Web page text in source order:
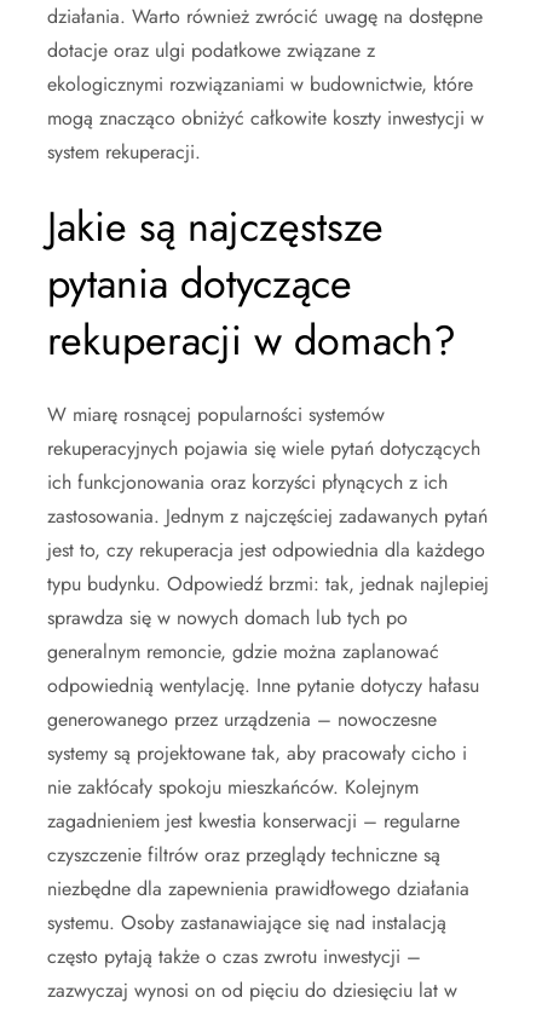
działania. Warto również zwrócić uwagę na dostępne
dotacje oraz ulgi podatkowe związane z
ekologicznymi rozwiązaniami w budownictwie, które
mogą znacząco obniżyć całkowite koszty inwestycji w
system rekuperacji.
Jakie są najczęstsze
pytania dotyczące
rekuperacji w domach?
W miarę rosnącej popularności systemów
rekuperacyjnych pojawia się wiele pytań dotyczących
ich funkcjonowania oraz korzyści płynących z ich
zastosowania. Jednym z najczęściej zadawanych pytań
jest to, czy rekuperacja jest odpowiednia dla każdego
typu budynku. Odpowiedź brzmi: tak, jednak najlepiej
sprawdza się w nowych domach lub tych po
generalnym remoncie, gdzie można zaplanować
odpowiednią wentylację. Inne pytanie dotyczy hałasu
generowanego przez urządzenia – nowoczesne
systemy są projektowane tak, aby pracowały cicho i
nie zakłócały spokoju mieszkańców. Kolejnym
zagadnieniem jest kwestia konserwacji – regularne
czyszczenie filtrów oraz przeglądy techniczne są
niezbędne dla zapewnienia prawidłowego działania
systemu. Osoby zastanawiające się nad instalacją
często pytają także o czas zwrotu inwestycji –
zazwyczaj wynosi on od pięciu do dziesięciu lat w